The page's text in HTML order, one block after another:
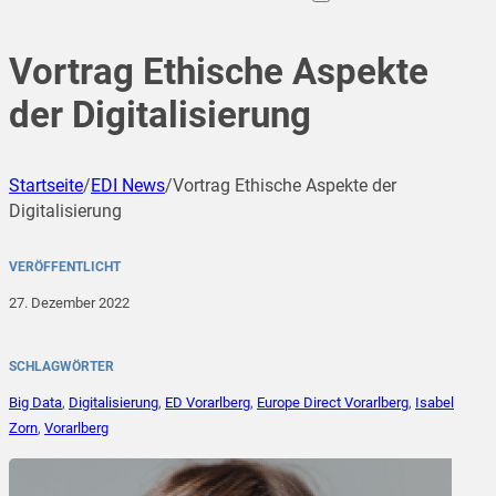
Vortrag Ethische Aspekte
der Digitalisierung
Startseite/EDI News/Vortrag Ethische Aspekte der
Digitalisierung
VERÖFFENTLICHT
27. Dezember 2022
SCHLAGWÖRTER
Big Data, Digitalisierung, ED Vorarlberg, Europe Direct Vorarlberg, Isabel
Zorn, Vorarlberg